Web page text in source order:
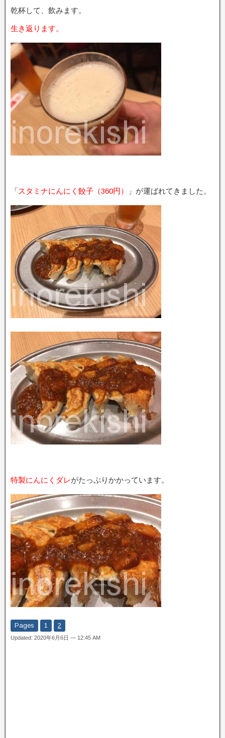
乾杯して、飲みます。
生き返ります。
「スタミナにんにく餃子（360円） 」が運ばれてきました。
特製にんにくダレがたっぷりかかっています。
Pages 1 2
Updated: 2020年6月6日 — 12:45 AM